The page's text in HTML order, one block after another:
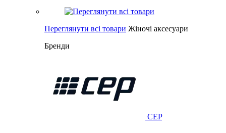
Переглянути всі товари Жіночі аксесуари
Бренди
CEP